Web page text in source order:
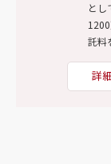
とし
託料
詳